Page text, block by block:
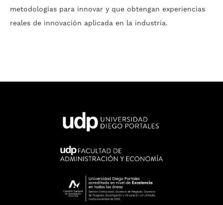
metodologías para innovar y que obtengan experiencias
reales de innovación aplicada en la industria.